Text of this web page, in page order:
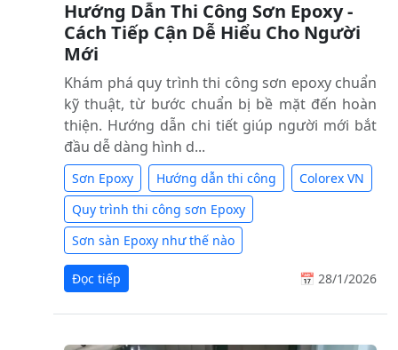
Hướng Dẫn Thi Công Sơn Epoxy -
Cách Tiếp Cận Dễ Hiểu Cho Người
Mới
Khám phá quy trình thi công sơn epoxy chuẩn
kỹ thuật, từ bước chuẩn bị bề mặt đến hoàn
thiện. Hướng dẫn chi tiết giúp người mới bắt
đầu dễ dàng hình d...
Sơn Epoxy Hướng dẫn thi công
Colorex VN
Quy trình thi công sơn Epoxy
Sơn sàn Epoxy như thế nào
Đọc tiếp 📅 28/1/2026